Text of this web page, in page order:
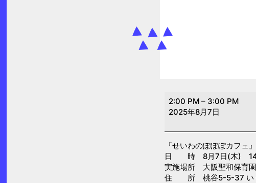
せ
い
ぽ
ぽ
ぽ
2:00 PM – 3:00 PM
2025年8月7日
『せいわのぽぽぽカフェ』
日 時 8月7日(木)
実施場所 大阪聖和保育
住 所 桃谷5-5-37 いく